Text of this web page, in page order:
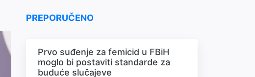
PREPORUČENO
Prvo suđenje za femicid u FBiH
moglo bi postaviti standarde za
buduće slučajeve